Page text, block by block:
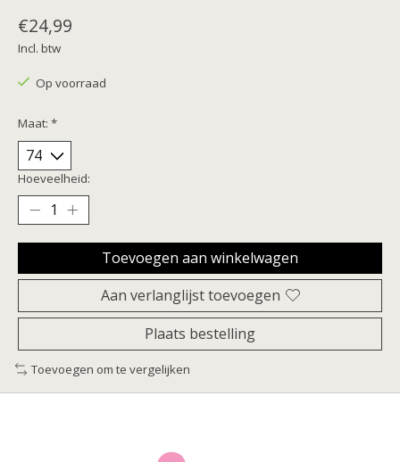
€24,99
Incl. btw
Op voorraad
Maat: *
Hoeveelheid:
Toevoegen aan winkelwagen
Aan verlanglijst toevoegen
Plaats bestelling
Toevoegen om te vergelijken